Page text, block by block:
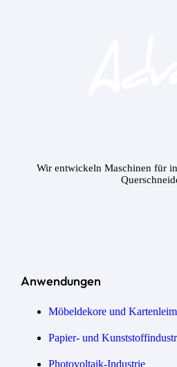
Wir entwickeln Maschinen für
Anwendungen
Möbeldekore und
Papier- und
Photovoltaik-Industrie